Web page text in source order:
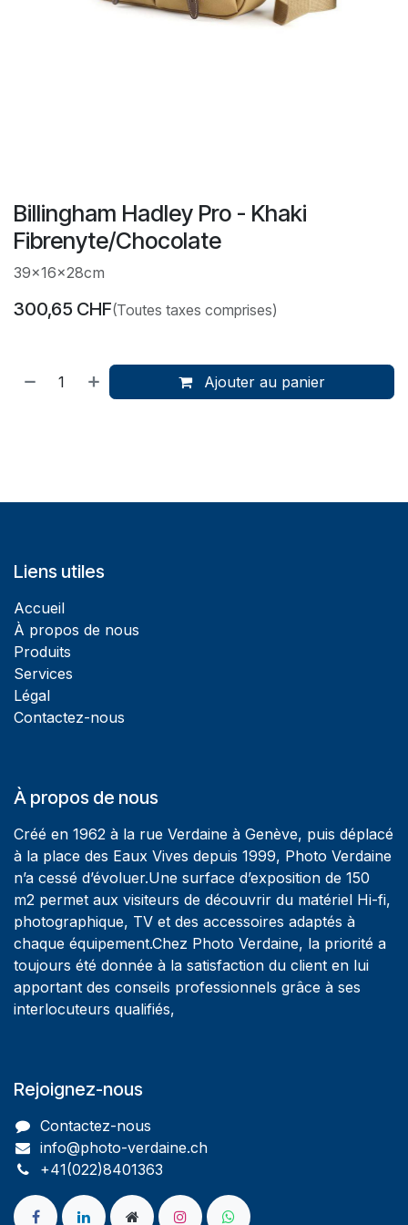
Billingham Hadley Pro - Khaki
Fibrenyte/Chocolate
39x16x28cm
300,65 CHF(Toutes taxes comprises)
Ajouter au panier
Liens utiles
Accueil
À propos de nous
Produits
Services
Légal
Contactez-nous
À propos de nous
Créé en 1962 à la rue Verdaine à Genève, puis déplacé
à la place des Eaux Vives depuis 1999, Photo Verdaine
n’a cessé d’évoluer.Une surface d’exposition de 150
m2 permet aux visiteurs de découvrir du matériel Hi-fi,
photographique, TV et des accessoires adaptés à
chaque équipement.Chez Photo Verdaine, la priorité a
toujours été donnée à la satisfaction du client en lui
apportant des conseils professionnels grâce à ses
interlocuteurs qualifiés,
Rejoignez-nous
Contactez-nous
info@photo-verdaine.ch​
​​+41(022)8401363